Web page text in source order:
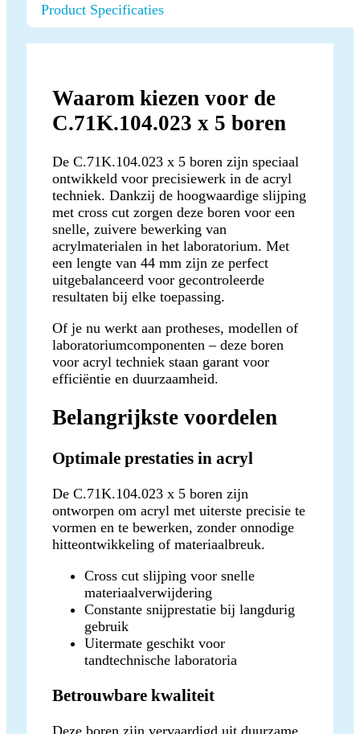
Product Specificaties
Waarom kiezen voor de
C.71K.104.023 x 5 boren
De C.71K.104.023 x 5 boren zijn speciaal
ontwikkeld voor precisiewerk in de acryl
techniek. Dankzij de hoogwaardige slijping
met cross cut zorgen deze boren voor een
snelle, zuivere bewerking van
acrylmaterialen in het laboratorium. Met
een lengte van 44 mm zijn ze perfect
uitgebalanceerd voor gecontroleerde
resultaten bij elke toepassing.
Of je nu werkt aan protheses, modellen of
laboratoriumcomponenten – deze boren
voor acryl techniek staan garant voor
efficiëntie en duurzaamheid.
Belangrijkste voordelen
Optimale prestaties in acryl
De C.71K.104.023 x 5 boren zijn
ontworpen om acryl met uiterste precisie te
vormen en te bewerken, zonder onnodige
hitteontwikkeling of materiaalbreuk.
Cross cut slijping voor snelle
materiaalverwijdering
Constante snijprestatie bij langdurig
gebruik
Uitermate geschikt voor
tandtechnische laboratoria
Betrouwbare kwaliteit
Deze boren zijn vervaardigd uit duurzame